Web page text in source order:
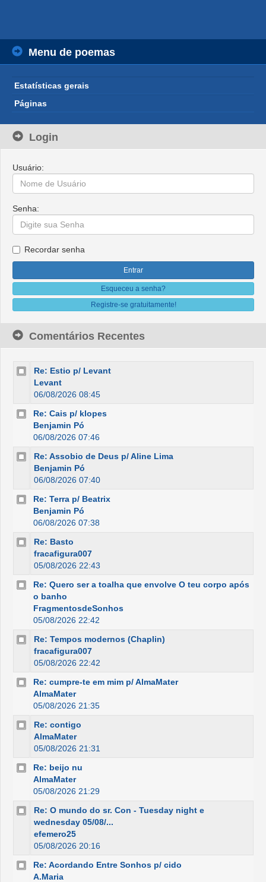
Menu de poemas
Estatísticas gerais
Páginas
Login
Usuário:
Senha:
Recordar senha
Esqueceu a senha?
Registre-se gratuitamente!
Comentários Recentes
Re: Estio p/ Levant
Levant
06/08/2026 08:45
Re: Cais p/ klopes
Benjamin Pó
06/08/2026 07:46
Re: Assobio de Deus p/ Aline Lima
Benjamin Pó
06/08/2026 07:40
Re: Terra p/ Beatrix
Benjamin Pó
06/08/2026 07:38
Re: Basto
fracafigura007
05/08/2026 22:43
Re: Quero ser a toalha que envolve O teu corpo após
o banho
FragmentosdeSonhos
05/08/2026 22:42
Re: Tempos modernos (Chaplin)
fracafigura007
05/08/2026 22:42
Re: cumpre-te em mim p/ AlmaMater
AlmaMater
05/08/2026 21:35
Re: contigo
AlmaMater
05/08/2026 21:31
Re: beijo nu
AlmaMater
05/08/2026 21:29
Re: O mundo do sr. Con - Tuesday night e
wednesday 05/08/...
efemero25
05/08/2026 20:16
Re: Acordando Entre Sonhos p/ cido
A.Maria